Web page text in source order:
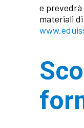
e
materiali